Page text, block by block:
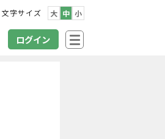
文字サイズ 大 中 小
ログイン